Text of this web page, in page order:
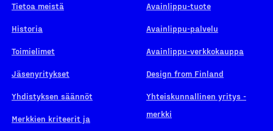
Tietoa meistä
Historia
Toimielimet
Jäsenyritykset
Yhdistyksen säännöt
Merkkien kriteerit ja
Avainlippu-tuote
Avainlippu-palvelu
Avainlippu-verkkokauppa
Design from Finland
Yhteiskunnallinen yritys -
merkki